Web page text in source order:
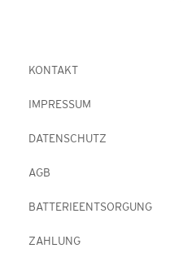
KONTAKT
IMPRESSUM
DATENSCHUTZ
AGB
BATTERIEENTSORGUNG
ZAHLUNG